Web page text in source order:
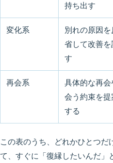
持ち出す
変化系
別れの原因を
省して改善を
す
再会系
具体的な再会
会う約束を提
する
この表のうち、どれかひとつだ
て、すぐに「復縁したいんだ」